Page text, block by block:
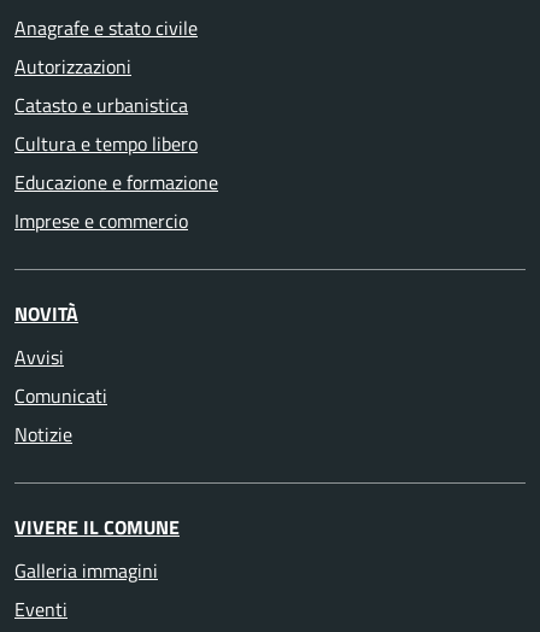
Anagrafe e stato civile
Autorizzazioni
Catasto e urbanistica
Cultura e tempo libero
Educazione e formazione
Imprese e commercio
NOVITÀ
Avvisi
Comunicati
Notizie
VIVERE IL COMUNE
Galleria immagini
Eventi